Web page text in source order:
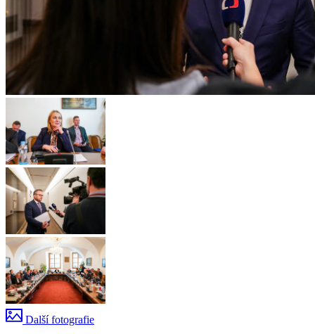
Další fotografie